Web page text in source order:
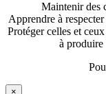
Maintenir des
Apprendre à
Protéger celles et
à
×